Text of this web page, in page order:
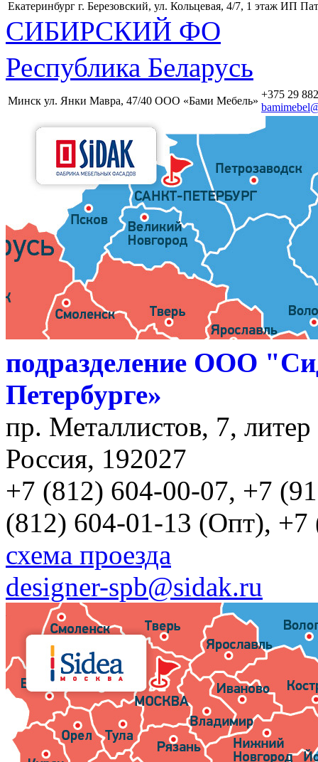
Екатеринбург г. Березовский, ул. Кольцевая, 4/7, 1 этаж ИП
СИБИРСКИЙ ФО
Республика Беларусь
Минск ул. Янки Мавра, 47/40 ООО «Бами Мебель»
+375 29
подразделение ООО
Петербурге»
пр. Металлистов, 7,
Россия, 192027
+7 (812) 604-00-07, +7
(812) 604-01-13 (Опт), +7
схема проезда
designer-spb@sidak.ru